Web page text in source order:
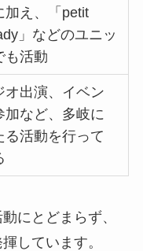
加え、「petit
」などのユニッ
も活動
オ出演、イベン
加など、多岐に
る活動を行って
にとどまらず、
しています。